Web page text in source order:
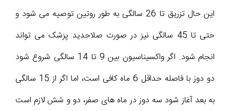
این حال تزریق تا 26 سالگی به طور روتین توصیه می شود و
حتی تا 45 سالگی نیز در صورت صلاحدید پزشک می تواند
انجام شود. اگر واکسیناسیون بین 9 تا 14 سالگی شروع شود
دو دوز با فاصله حداقل 6 ماه کافی است، اما اگر از 15 سالگی
به بعد آغاز شود سه دوز در ماه های صفر، دو و شش لازم است